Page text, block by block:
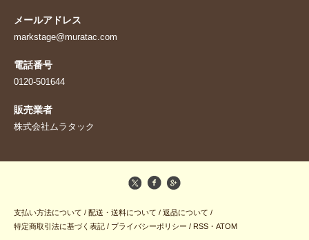
メールアドレス
markstage@muratac.com
電話番号
0120-501644
販売業者
株式会社ムラタック
支払い方法について / 配送・送料について / 返品について /
特定商取引法に基づく表記 / プライバシーポリシー / RSS ・ ATOM